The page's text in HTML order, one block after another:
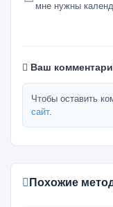
мне нужны
Ваш
Чтобы оставить
сайт.
Похожие